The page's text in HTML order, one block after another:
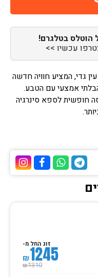
הוטלס בטלגרם!
עכשיו >>
גדי, המציע חוויה חדשה
אמצעי עם הטבע.
חופשית לספא סינרגיה
ערוץ ערוץ
ערוץ הוואטסאפ של
ערוץ הטלגרם של הוטלס
זוג החל מ-
₪1245
₪1310